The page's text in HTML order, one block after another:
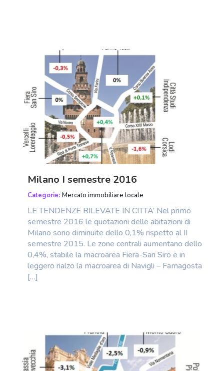
Milano I semestre 2016
Categorie: Mercato immobiliare locale
LE TENDENZE RILEVATE IN CITTA’ Nel primo
semestre 2016 le quotazioni delle abitazioni di
Milano sono diminuite dello 0,1% rispetto al II
semestre 2015. Le zone centrali aumentano dello
0,4%, stabile la macroarea Fiera-San Siro e in
leggero rialzo la macroarea di Navigli – Famagosta
[…]